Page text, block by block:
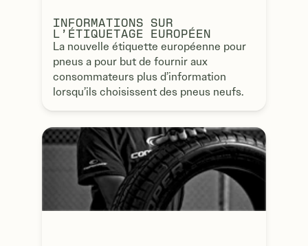
INFORMATIONS SUR
L’ÉTIQUETAGE EUROPÉEN
La nouvelle étiquette européenne pour
pneus a pour but de fournir aux
consommateurs plus d’information
lorsqu’ils choisissent des pneus neufs.